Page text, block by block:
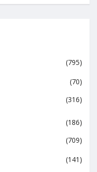
(795)
(70)
(316)
(186)
(709)
(141)